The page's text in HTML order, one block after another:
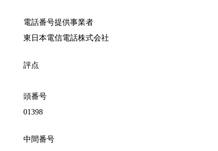
電話番号提供事業者
東日本電信電話株式会社
評点
頭番号
01398
中間番号